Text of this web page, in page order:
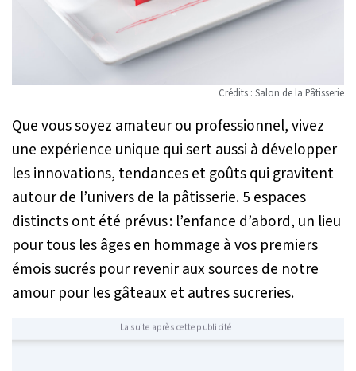
Crédits : Salon de la Pâtisserie
Que vous soyez amateur ou professionnel, vivez
une expérience unique qui sert aussi à développer
les innovations, tendances et goûts qui gravitent
autour de l’univers de la pâtisserie. 5 espaces
distincts ont été prévus : l’enfance d’abord, un lieu
pour tous les âges en hommage à vos premiers
émois sucrés pour revenir aux sources de notre
amour pour les gâteaux et autres sucreries.
La suite après cette publicité